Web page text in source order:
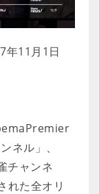
年11月1日
ネル」、
チャンネ
れた全オリ